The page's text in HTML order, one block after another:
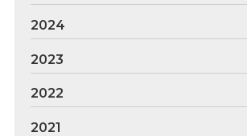
2024
2023
2022
2021